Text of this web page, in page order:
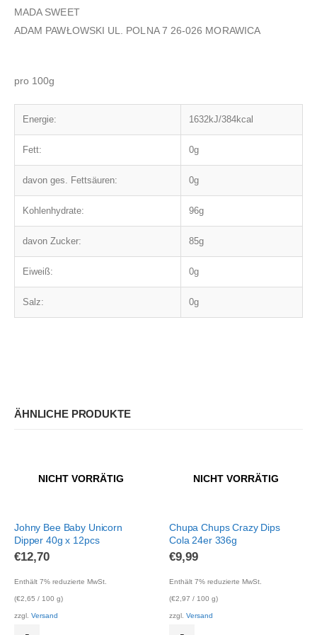
MADA SWEET
ADAM PAWŁOWSKI UL. POLNA 7 26-026 MORAWICA
pro 100g
Energie: 1632kJ/384kcal
Fett: 0g
davon ges. Fettsäuren: 0g
Kohlenhydrate: 96g
davon Zucker: 85g
Eiweiß: 0g
Salz: 0g
ÄHNLICHE PRODUKTE
NICHT VORRÄTIG
Johny Bee Baby Unicorn
Dipper 40g x 12pcs
€12,70
Enthält 7% reduzierte MwSt.
(€2,65 / 100 g)
zzgl. Versand
NICHT VORRÄTIG
Chupa Chups Crazy Dips
Cola 24er 336g
€9,99
Enthält 7% reduzierte MwSt.
(€2,97 / 100 g)
zzgl. Versand